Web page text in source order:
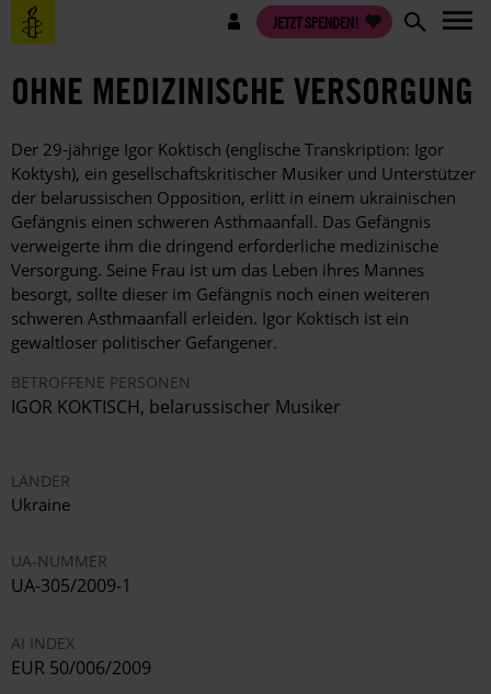
Direkt
zum
Benutzermenü JETZT SPENDEN!
OHNE MEDIZINISCHE VERSORGUNG
Der 29-jährige Igor Koktisch (englische Transkription: Igor
Koktysh), ein gesellschaftskritischer Musiker und Unterstützer
der belarussischen Opposition, erlitt in einem ukrainischen
Gefängnis einen schweren Asthmaanfall. Das Gefängnis
verweigerte ihm die dringend erforderliche medizinische
Versorgung. Seine Frau ist um das Leben ihres Mannes
besorgt, sollte dieser im Gefängnis noch einen weiteren
schweren Asthmaanfall erleiden. Igor Koktisch ist ein
gewaltloser politischer Gefangener.
BETROFFENE PERSONEN
IGOR KOKTISCH, belarussischer Musiker
LÄNDER
Ukraine
UA-NUMMER
UA-305/2009-1
AI INDEX
EUR 50/006/2009